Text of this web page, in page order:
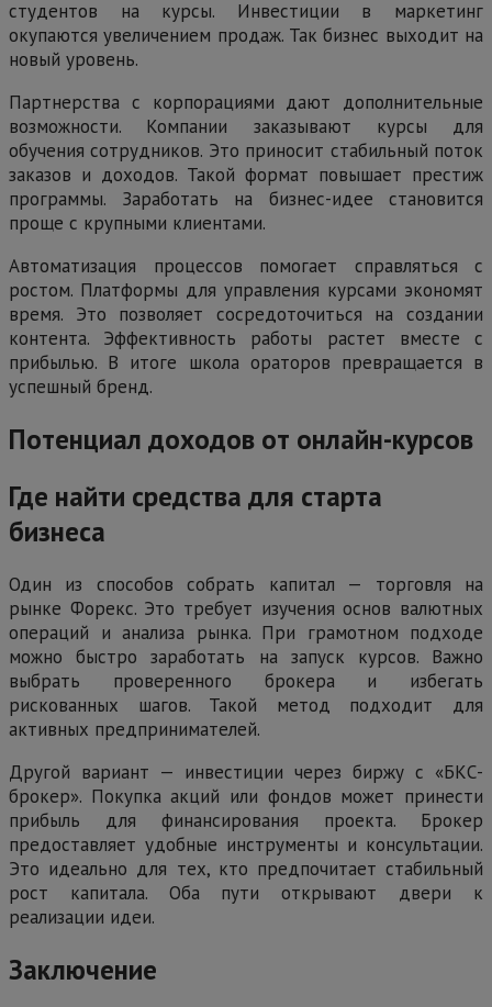
студентов на курсы. Инвестиции в маркетинг
окупаются увеличением продаж. Так бизнес выходит на
новый уровень.
Партнерства с корпорациями дают дополнительные
возможности. Компании заказывают курсы для
обучения сотрудников. Это приносит стабильный поток
заказов и доходов. Такой формат повышает престиж
программы. Заработать на бизнес-идее становится
проще с крупными клиентами.
Автоматизация процессов помогает справляться с
ростом. Платформы для управления курсами экономят
время. Это позволяет сосредоточиться на создании
контента. Эффективность работы растет вместе с
прибылью. В итоге школа ораторов превращается в
успешный бренд.
Потенциал доходов от онлайн-курсов
Где найти средства для старта
бизнеса
Один из способов собрать капитал — торговля на
рынке Форекс. Это требует изучения основ валютных
операций и анализа рынка. При грамотном подходе
можно быстро заработать на запуск курсов. Важно
выбрать проверенного брокера и избегать
рискованных шагов. Такой метод подходит для
активных предпринимателей.
Другой вариант — инвестиции через биржу с «БКС-
брокер». Покупка акций или фондов может принести
прибыль для финансирования проекта. Брокер
предоставляет удобные инструменты и консультации.
Это идеально для тех, кто предпочитает стабильный
рост капитала. Оба пути открывают двери к
реализации идеи.
Заключение